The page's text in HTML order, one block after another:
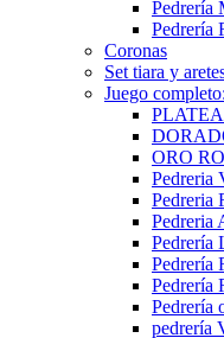
Pedrería
Pedrería
Coronas
Set tiara y
Juego
ORO
Pedreria
Pedreria
Pedreria
Pedrería
Pedrería
Pedrería
Pedrería
pedrería